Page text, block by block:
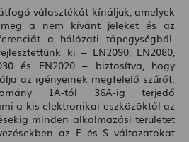
választékát kínáljuk, amelyek
meg a nem kívánt jeleket és az
a hálózati tápegységből.
ki – EN2090, EN2080,
és EN2020 – biztosítva, hogy
az igényeinek megfelelő szűrőt.
1A-tól 36A-ig terjedő
a kis elektronikai eszközöktől az
minden alkalmazási területet
az F és S változatokat